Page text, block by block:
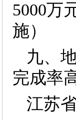
5000万
施）
九、
完成率
江苏